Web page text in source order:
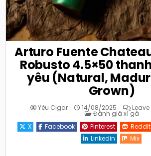
Arturo Fuente
Robusto 4.5×50
yêu (Natural,
Grown)
Yêu Cigar 14/08/2025
Posted
Đánh giá xì gà
X
Facebook Pinterest Reddit
Linkedin
Mix